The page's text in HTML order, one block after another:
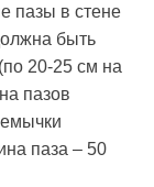
пазы в стене
быть
20-25 см на
пазов
паза – 50